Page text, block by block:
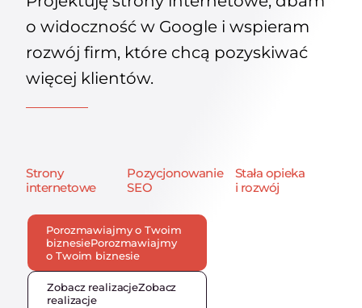
Blog
o widoczność w Google i wspieram
rozwój firm, które chcą pozyskiwać
więcej klientów.
Strony
internetowe
Pozycjonowanie
SEO
Stała opieka
i rozwój
Porozmawiajmy o Twoim
biznesiePorozmawiajmy
o Twoim biznesie
Zobacz realizacjeZobacz
realizacje